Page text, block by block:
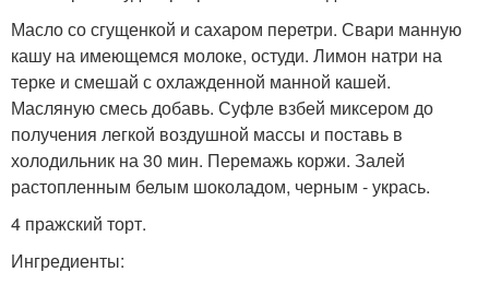
Масло со сгущенкой и сахаром перетри. Свари манную
кашу на имеющемся молоке, остуди. Лимон натри на
терке и смешай с охлажденной манной кашей.
Масляную смесь добавь. Суфле взбей миксером до
получения легкой воздушной массы и поставь в
холодильник на 30 мин. Перемажь коржи. Залей
растопленным белым шоколадом, черным - укрась.
4 пражский торт.
Ингредиенты: